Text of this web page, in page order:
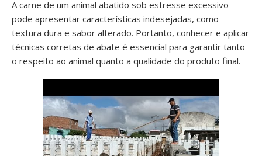
A carne de um animal abatido sob estresse excessivo
pode apresentar características indesejadas, como
textura dura e sabor alterado. Portanto, conhecer e aplicar
técnicas corretas de abate é essencial para garantir tanto
o respeito ao animal quanto a qualidade do produto final.